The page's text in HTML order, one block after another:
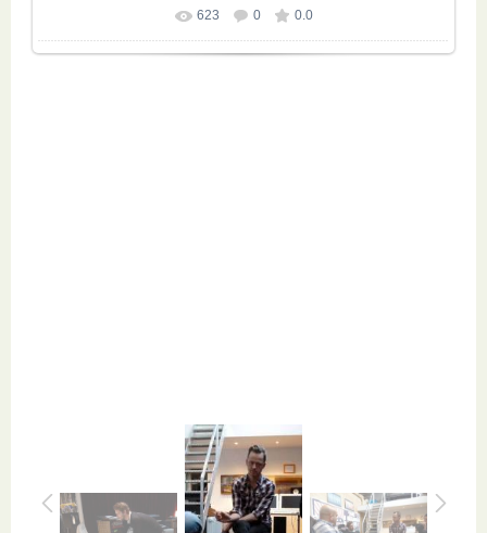
Размер фотографии: 480x640
623 0 0.0